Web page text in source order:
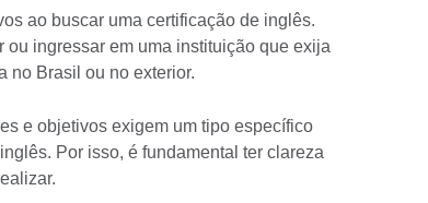
ao buscar uma certificação de inglês.
ou ingressar em uma instituição que exija
no Brasil ou no exterior.
e objetivos exigem um tipo específico
Por isso, é fundamental ter clareza